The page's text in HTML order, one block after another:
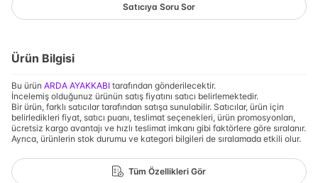
Satıcıya Soru Sor
Ürün Bilgisi
Bu ürün ARDA AYAKKABI tarafından gönderilecektir.
İncelemiş olduğunuz ürünün satış fiyatını satıcı belirlemektedir.
Bir ürün, farklı satıcılar tarafından satışa sunulabilir. Satıcılar, ürün için
belirledikleri fiyat, satıcı puanı, teslimat seçenekleri, ürün promosyonları,
ücretsiz kargo avantajı ve hızlı teslimat imkanı gibi faktörlere göre sıralanır.
Ayrıca, ürünlerin stok durumu ve kategori bilgileri de sıralamada etkili olur.
Tüm Özellikleri Gör